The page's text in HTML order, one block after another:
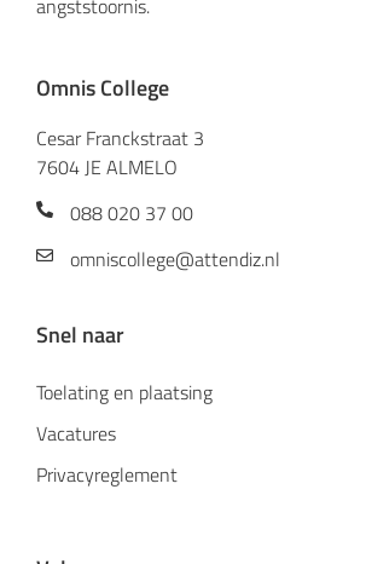
angststoornis.
Omnis College
Cesar Franckstraat 3
7604 JE ALMELO
088 020 37 00
omniscollege@attendiz.nl
Snel naar
Toelating en plaatsing
Vacatures
Privacyreglement